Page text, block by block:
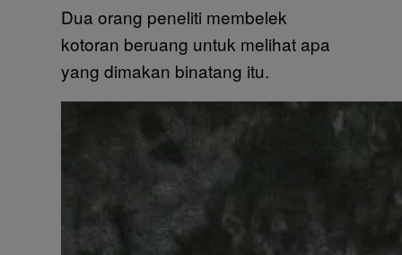
Dua orang peneliti membelek
kotoran beruang untuk melihat apa
yang dimakan binatang itu.